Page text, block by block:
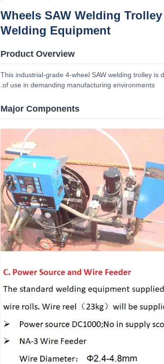
4 Wheels SAW Welding
Welding Equipment
Product Overview
This industrial-grade 4-wheel SAW welding trolley
of use in demanding manufacturing environments.
Major Components